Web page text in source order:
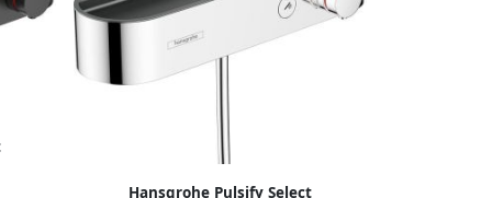
Hansgrohe Pulsify Select